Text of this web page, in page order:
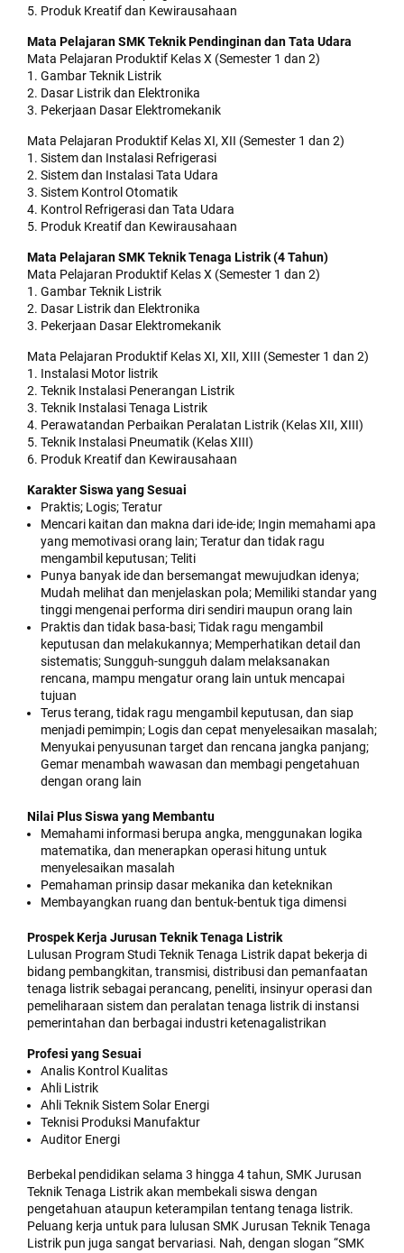
5. Produk Kreatif dan Kewirausahaan
Mata Pelajaran SMK Teknik Pendinginan dan Tata Udara
Mata Pelajaran Produktif Kelas X (Semester 1 dan 2)
1. Gambar Teknik Listrik
2. Dasar Listrik dan Elektronika
3. Pekerjaan Dasar Elektromekanik
Mata Pelajaran Produktif Kelas XI, XII (Semester 1 dan 2)
1. Sistem dan Instalasi Refrigerasi
2. Sistem dan Instalasi Tata Udara
3. Sistem Kontrol Otomatik
4. Kontrol Refrigerasi dan Tata Udara
5. Produk Kreatif dan Kewirausahaan
Mata Pelajaran SMK Teknik Tenaga Listrik (4 Tahun)
Mata Pelajaran Produktif Kelas X (Semester 1 dan 2)
1. Gambar Teknik Listrik
2. Dasar Listrik dan Elektronika
3. Pekerjaan Dasar Elektromekanik
Mata Pelajaran Produktif Kelas XI, XII, XIII (Semester 1 dan 2)
1. Instalasi Motor listrik
2. Teknik Instalasi Penerangan Listrik
3. Teknik Instalasi Tenaga Listrik
4. Perawatandan Perbaikan Peralatan Listrik (Kelas XII, XIII)
5. Teknik Instalasi Pneumatik (Kelas XIII)
6. Produk Kreatif dan Kewirausahaan
Karakter Siswa yang Sesuai
Praktis; Logis; Teratur
Mencari kaitan dan makna dari ide-ide; Ingin memahami apa
yang memotivasi orang lain; Teratur dan tidak ragu
mengambil keputusan; Teliti
Punya banyak ide dan bersemangat mewujudkan idenya;
Mudah melihat dan menjelaskan pola; Memiliki standar yang
tinggi mengenai performa diri sendiri maupun orang lain
Praktis dan tidak basa-basi; Tidak ragu mengambil
keputusan dan melakukannya; Memperhatikan detail dan
sistematis; Sungguh-sungguh dalam melaksanakan
rencana, mampu mengatur orang lain untuk mencapai
tujuan
Terus terang, tidak ragu mengambil keputusan, dan siap
menjadi pemimpin; Logis dan cepat menyelesaikan masalah;
Menyukai penyusunan target dan rencana jangka panjang;
Gemar menambah wawasan dan membagi pengetahuan
dengan orang lain
Nilai Plus Siswa yang Membantu
Memahami informasi berupa angka, menggunakan logika
matematika, dan menerapkan operasi hitung untuk
menyelesaikan masalah
Pemahaman prinsip dasar mekanika dan keteknikan
Membayangkan ruang dan bentuk-bentuk tiga dimensi
Prospek Kerja Jurusan Teknik Tenaga Listrik
Lulusan Program Studi Teknik Tenaga Listrik dapat bekerja di
bidang pembangki­tan, transmisi, distribusi dan pemanfaatan
tenaga listrik sebagai perancang, peneliti, insinyur operasi dan
pemeliharaan sistem dan peralatan tenaga listrik di instansi
pemerintahan dan berbagai industri ketenagalistrikan
Profesi yang Sesuai
Analis Kontrol Kualitas
Ahli Listrik
Ahli Teknik Sistem Solar Energi
Teknisi Produksi Manufaktur
Auditor Energi
Berbekal pendidikan selama 3 hingga 4 tahun, SMK Jurusan
Teknik Tenaga Listrik akan membekali siswa dengan
pengetahuan ataupun keterampilan tentang tenaga listrik.
Peluang kerja untuk para lulusan SMK Jurusan Teknik Tenaga
Listrik pun juga sangat bervariasi. Nah, dengan slogan “SMK